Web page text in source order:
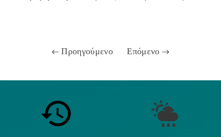
Προηγούμενο Επόμενο